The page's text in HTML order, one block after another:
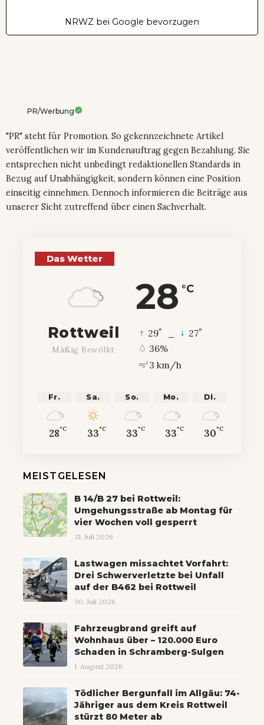
NRWZ bei Google bevorzugen
PR/Werbung
"PR" steht für Promotion. So gekennzeichnete Artikel
veröffentlichen wir im Kundenauftrag gegen Bezahlung. Sie
entsprechen nicht unbedingt redaktionellen Standards in
Bezug auf Unabhängigkeit, sondern können eine Position
einseitig einnehmen. Dennoch informieren die Beiträge aus
unserer Sicht zutreffend über einen Sachverhalt.
Das Wetter
28 °C
Rottweil
Mäßig Bewölkt
29° 27°
36%
3 km/h
Fr.
28°C
Sa.
33°C
So.
33°C
Mo.
33°C
Di.
30°C
MEISTGELESEN
B 14/B 27 bei Rottweil:
Umgehungsstraße ab Montag für
vier Wochen voll gesperrt
31. Juli 2026
Lastwagen missachtet Vorfahrt:
Drei Schwerverletzte bei Unfall
auf der B462 bei Rottweil
30. Juli 2026
Fahrzeugbrand greift auf
Wohnhaus über – 120.000 Euro
Schaden in Schramberg-Sulgen
1. August 2026
Tödlicher Bergunfall im Allgäu: 74-
Jähriger aus dem Kreis Rottweil
stürzt 80 Meter ab